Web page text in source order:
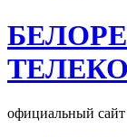
официальный сайт